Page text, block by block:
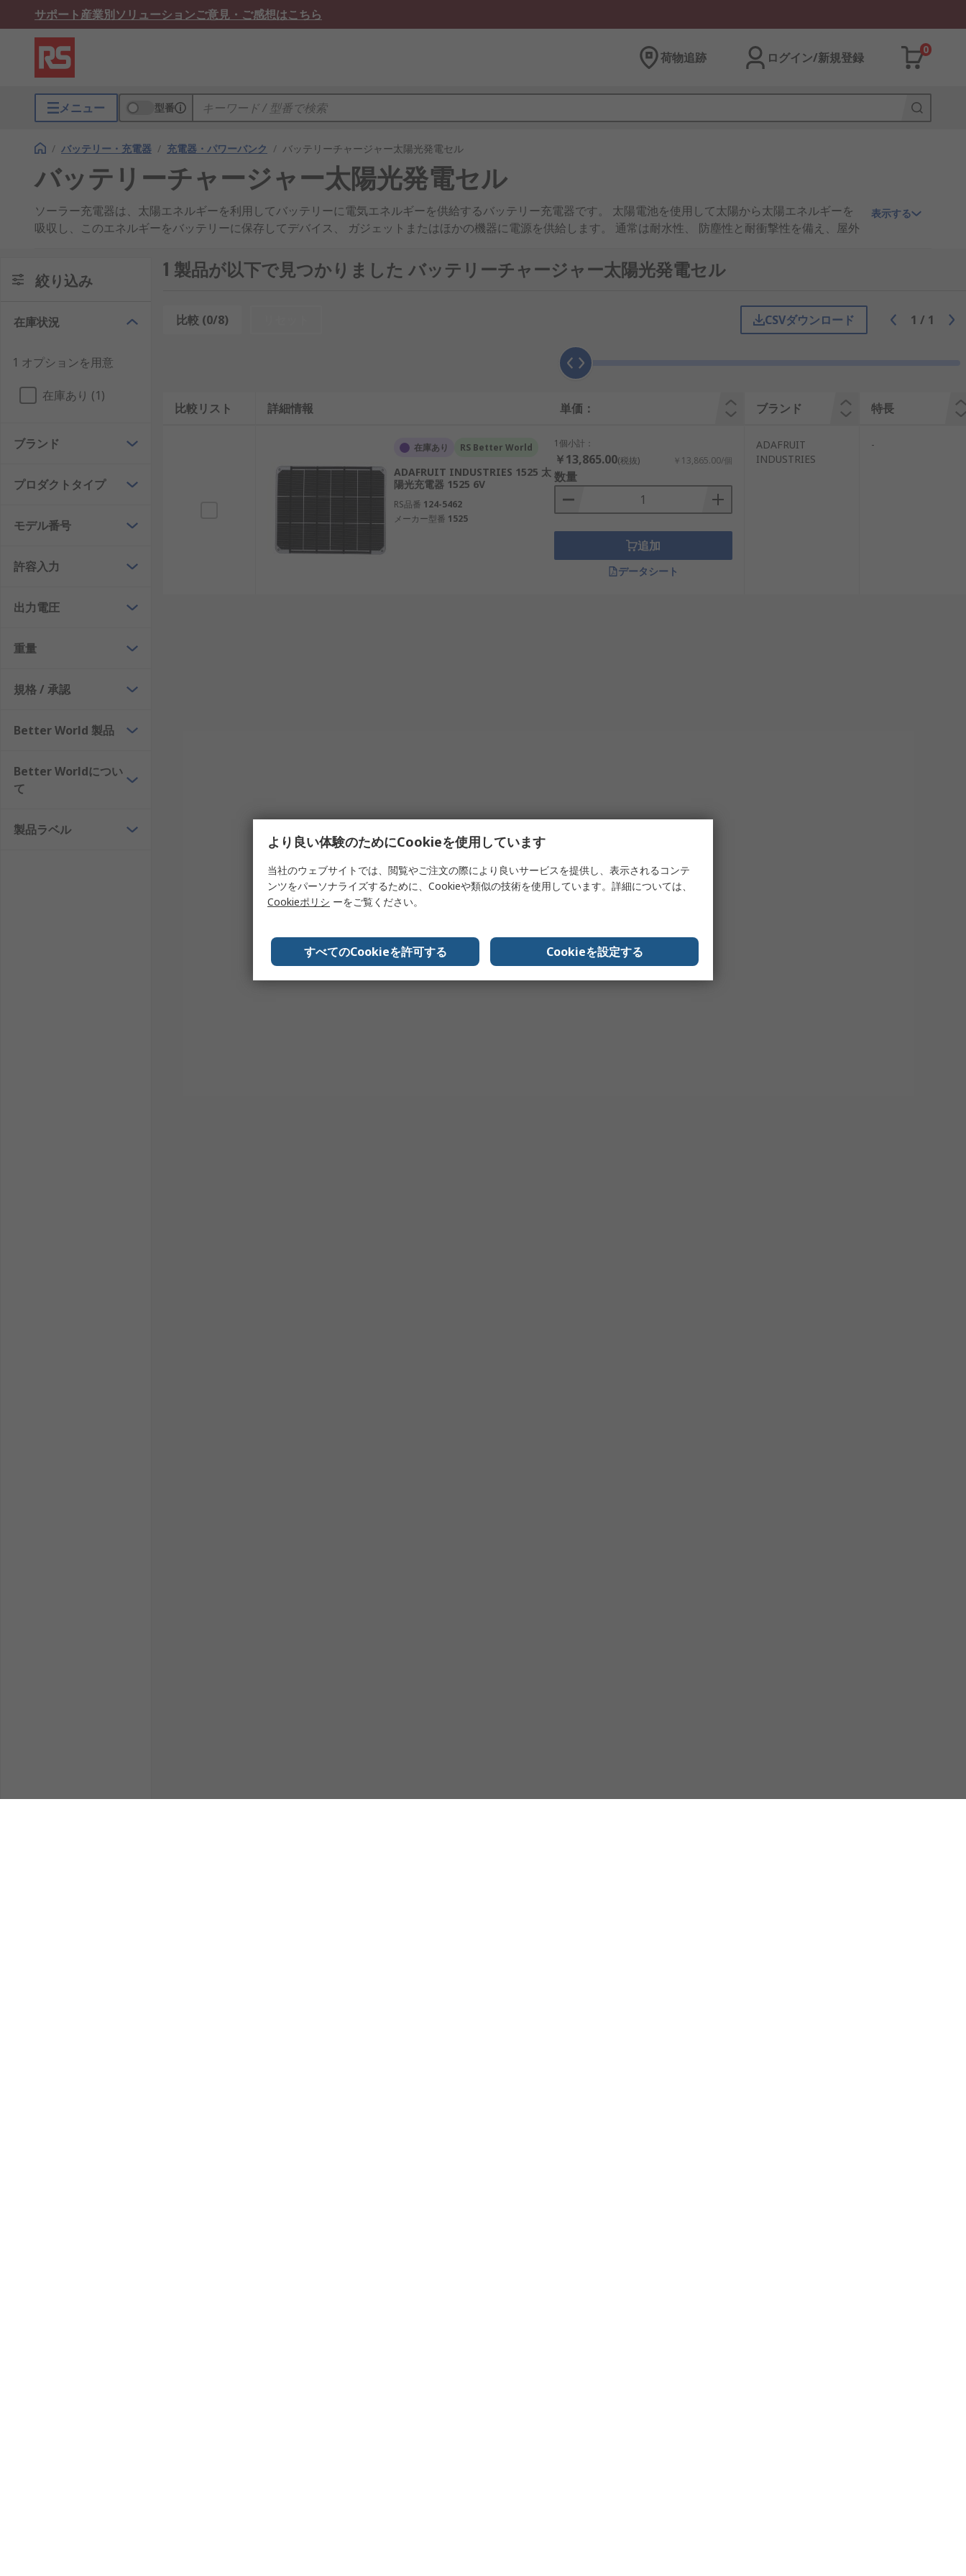
サポート産業別ソリューションご意見・ご感想はこちら
荷物追跡 ログイン/新規登録
0
メニュー 型番
/ バッテリー・充電器 / 充電器・パワーバンク / バッテリーチャージャー太陽光発電セル
バッテリーチャージャー太陽光発電セル
ソーラー充電器は、太陽エネルギーを利用してバッテリーに電気エネルギーを供給するバッテリー充電器です。 太陽電池を使用して太陽から太陽エネルギーを
吸収し、このエネルギーをバッテリーに保存してデバイス、 ガジェットまたはほかの機器に電源を供給します。 通常は耐水性、 防塵性と耐衝撃性を備え、屋外
ソーラー充電器の特性
バッテリーのサイズ - 充電対象やソーラー充電器で充電する頻度
使用方法
USB ケーブルを充電器から電子機器に接続するだけです。たとえば、 携帯電話 充電器の小型ソーラーパネルが直射日光の下に向いていることを確認します。
ソーラー充電器の用途
ソーラー充電器は最新の技術で幅広く使用されていますが、通常は携帯型です。 携帯電話の充電にも使用できます。 移動中に、タブレットなどの携帯型電子機
器（ MP3 プレーヤーなど）を使用できます。 一部のデバイス たとえば懐中電灯などは、 場合によっては、エネルギー源の一部としてソーラーバッテリ充電器
を使用し、 手動クランクなどの物理的な充電方式でバックアップします。
ど、 容量が大きくなります。 週末のお出かけには、 コンパクトな複合型ポータブルソーラー充電器が、携帯電話の充電状態を維持するのに十分です。 長期旅
ソーラー充電器のメリット
自由な移動 - バッテリの充電に外部電源は不要です。 太陽の光線だけが必要なので、「オフグリッド」で使用できます。 電源ポイントへの接続に便利なバック
環境に優しい–放出がないため環境に優しい 廃棄物または副産物
ソーラー充電器のデメリット
天気の悪い日や曇りの日 - どちらも太陽電池の発電電力が大幅に低下するため、壁コンセントに接続して充電するより時間がかかります。
表示する
絞り込み
在庫状況
1 オプションを用意
在庫あり (1)
ブランド
プロダクトタイプ
モデル番号
許容入力
出力電圧
重量
規格 / 承認
Better World 製品
Better Worldについ
て
製品ラベル
1 製品が以下で見つかりました バッテリーチャージャー太陽光発電セル
比較 (0/8) CSVダウンロード 1 / 1
比較リスト 詳細情報 単価： ブランド 特長
在庫あり RS Better World
ADAFRUIT INDUSTRIES 1525 太
陽光充電器 1525 6V
RS品番 124-5462
メーカー型番 1525
1個小計：
￥13,865.00(税抜) ￥13,865.00/個
数量
追加
データシート
ADAFRUIT
INDUSTRIES
-
より良い体験のためにCookieを使用しています
当社のウェブサイトでは、閲覧やご注文の際により良いサービスを提供し、表示されるコンテ
ンツをパーソナライズするために、Cookieや類似の技術を使用しています。詳細については、
Cookieポリシ ーをご覧ください。
すべてのCookieを許可する Cookieを設定する